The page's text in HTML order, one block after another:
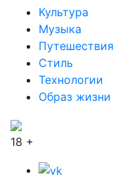
Культура
Музыка
Путешествия
Стиль
Технологии
Образ жизни
18 +